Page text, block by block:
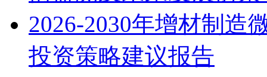
2026-2030年增材制造
投资策略建议报告